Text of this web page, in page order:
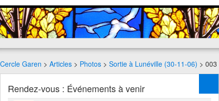
Cercle Garen > Articles > Photos > Sortie à Lunéville (30-11-06) > 003
Rendez-vous : Événements à venir